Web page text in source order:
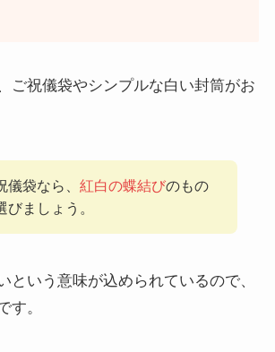
ご祝儀袋やシンプルな白い封筒がお
儀袋なら、紅白の蝶結びのもの
びましょう。
という意味が込められているので、
す。